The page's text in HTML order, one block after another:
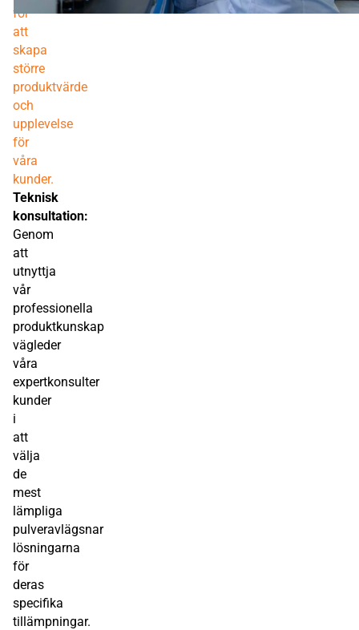
för
att
skapa
större
produktvärde
och
upplevelse
för
våra
kunder.
Teknisk
konsultation:
Genom
att
utnyttja
vår
professionella
produktkunskap
vägleder
våra
expertkonsulter
kunder
i
att
välja
de
mest
lämpliga
pulveravlägsnar
lösningarna
för
deras
specifika
tillämpningar.